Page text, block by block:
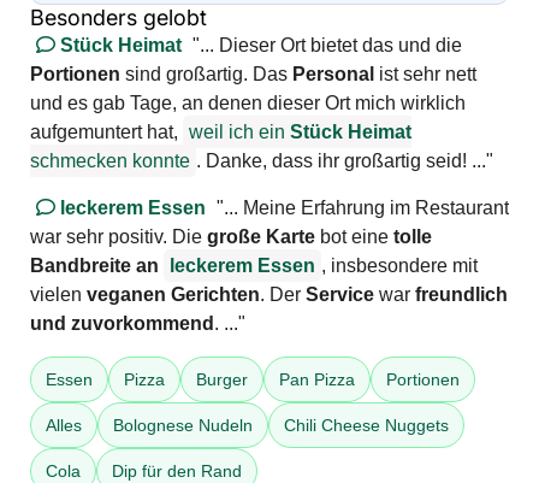
Besonders gelobt
Stück Heimat "... Dieser Ort bietet das und die
Portionen sind großartig. Das Personal ist sehr nett
und es gab Tage, an denen dieser Ort mich wirklich
aufgemuntert hat, weil ich ein Stück Heimat
schmecken konnte . Danke, dass ihr großartig seid! ..."
leckerem Essen "... Meine Erfahrung im Restaurant
war sehr positiv. Die große Karte bot eine tolle
Bandbreite an
leckerem Essen , insbesondere mit
vielen veganen Gerichten. Der Service war freundlich
und zuvorkommend . ..."
Essen Pizza Burger Pan Pizza Portionen
Alles Bolognese Nudeln Chili Cheese Nuggets
Cola Dip für den Rand